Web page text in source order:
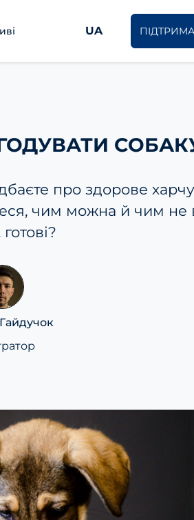
UA
про здорове
чим можна й чим не